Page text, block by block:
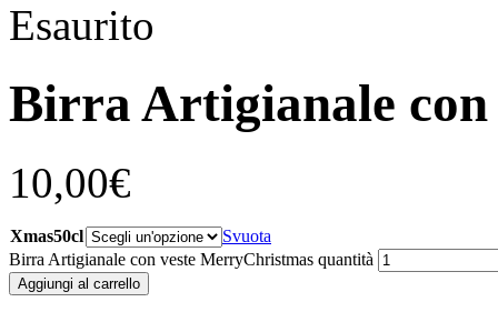
Esaurito
Birra Artigianale
10,00€
Xmas50cl
Svuota
Birra Artigianale con veste MerryChristmas quantità
Aggiungi al carrello